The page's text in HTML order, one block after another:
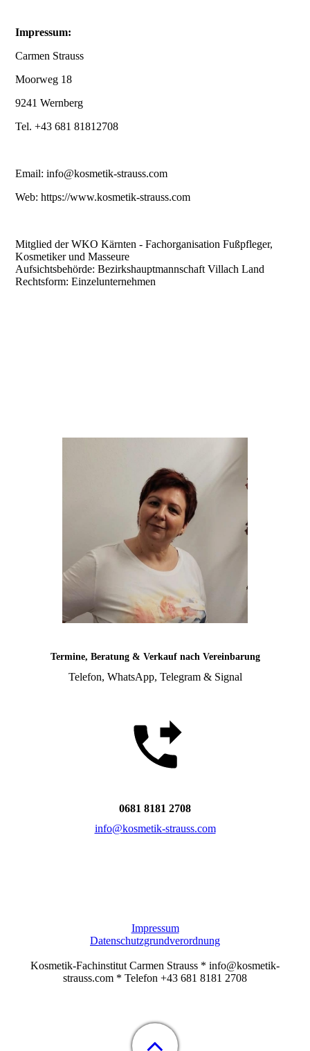
Impressum:
Carmen Strauss
Moorweg 18
9241 Wernberg
Tel. +43 681 81812708
Email: info@kosmetik-strauss.com
Web: https://www.kosmetik-strauss.com
Mitglied der WKO Kärnten - Fachorganisation Fußpfleger,
Kosmetiker und Masseure
Aufsichtsbehörde: Bezirkshauptmannschaft Villach Land
Rechtsform: Einzelunternehmen
Termine, Beratung & Verkauf nach Vereinbarung
Telefon, WhatsApp, Telegram & Signal
0681 8181 2708
info@kosmetik-strauss.com
Impressum
Datenschutzgrundverordnung
Kosmetik-Fachinstitut Carmen Strauss * info@kosmetik-
strauss.com * Telefon +43 681 8181 2708